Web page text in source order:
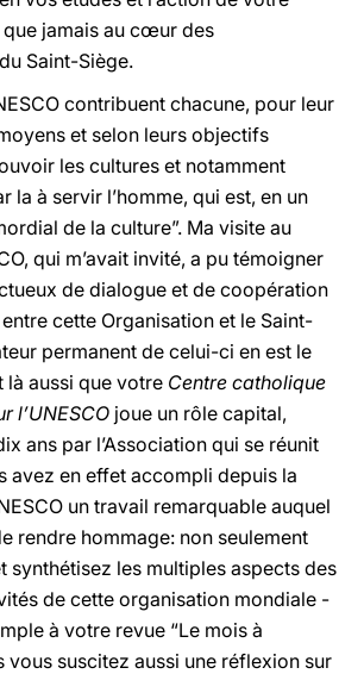
jamais au cœur des
Saint-Siège.
contribuent chacune, pour leur
et selon leurs objectifs
les cultures et notamment
la à servir l’homme, qui est, en un
de la culture”. Ma visite au
qui m’avait invité, a pu témoigner
de dialogue et de coopération
cette Organisation et le Saint-
permanent de celui-ci en est le
là aussi que votre Centre catholique
l’UNESCO joue un rôle capital,
ans par l’Association qui se réunit
avez en effet accompli depuis la
un travail remarquable auquel
rendre hommage: non seulement
synthétisez les multiples aspects des
de cette organisation mondiale -
à votre revue “Le mois à
vous suscitez aussi une réflexion sur